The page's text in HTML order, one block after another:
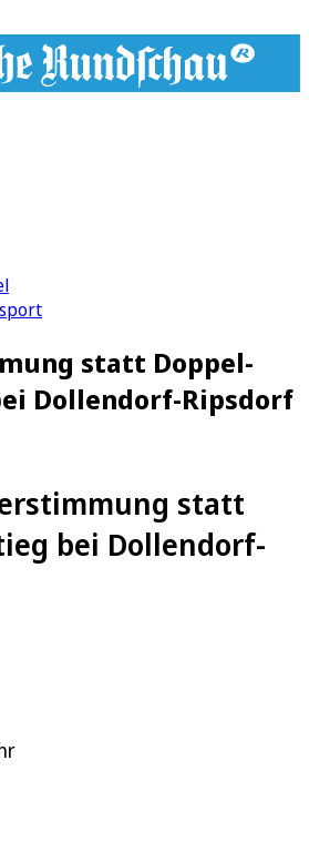
statt Doppel-
Dollendorf-Ripsdorf
statt
bei Dollendorf-